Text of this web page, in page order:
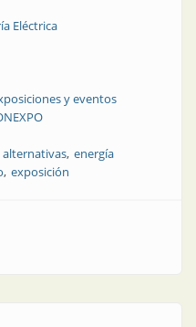
Eléctrica
y eventos
alternativas energía
exposición
sobre energías renovables